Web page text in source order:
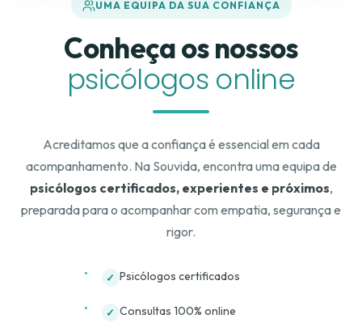
UMA EQUIPA DA SUA CONFIANÇA
Conheça os nossos
psicólogos online
Acreditamos que a confiança é essencial em cada
acompanhamento. Na Souvida, encontra uma equipa de
psicólogos certificados, experientes e próximos,
preparada para o acompanhar com empatia, segurança e
rigor.
✓ Psicólogos certificados
✓ Consultas 100% online